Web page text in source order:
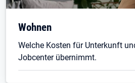
Wohnen
Welche Kosten für Unterkunft
Jobcenter übernimmt.